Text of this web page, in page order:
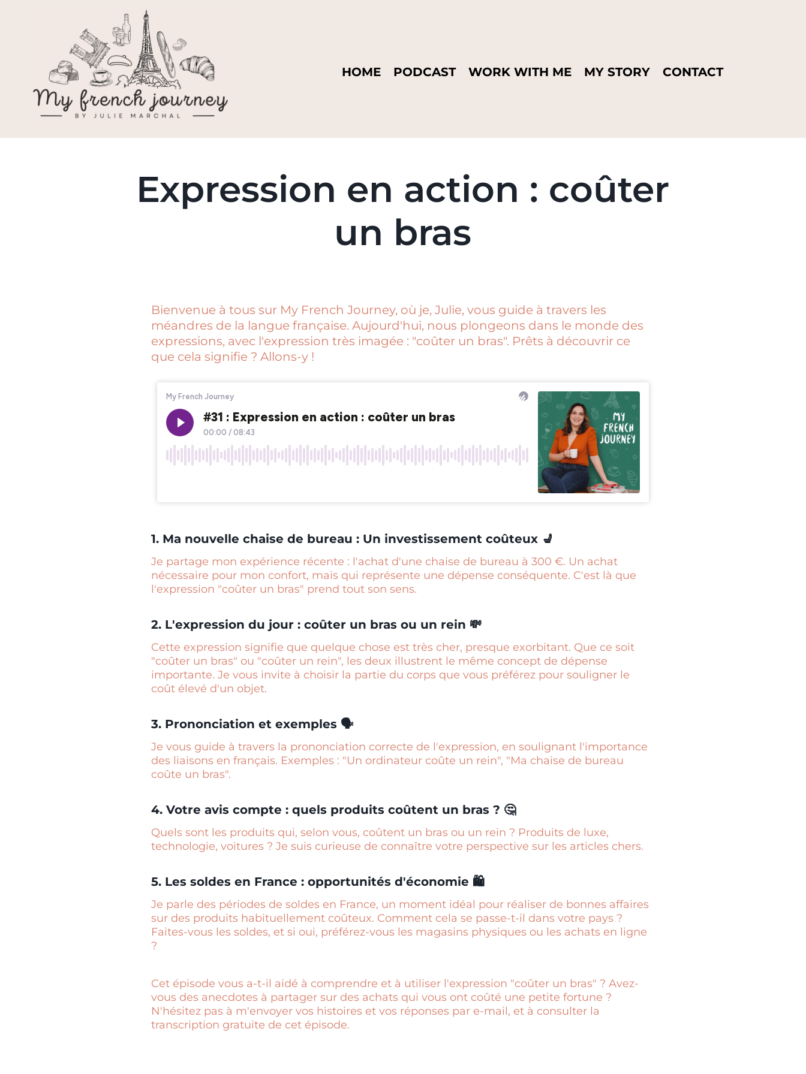
HOME PODCAST WORK WITH ME MY STORY CONTACT
Expression en action : coûter
un bras
Bienvenue à tous sur My French Journey, où je, Julie, vous guide à travers les
méandres de la langue française. Aujourd'hui, nous plongeons dans le monde des
expressions, avec l'expression très imagée : "coûter un bras". Prêts à découvrir ce
que cela signifie ? Allons-y !
1. Ma nouvelle chaise de bureau : Un investissement coûteux 💺
Je partage mon expérience récente : l'achat d'une chaise de bureau à 300 €. Un achat
nécessaire pour mon confort, mais qui représente une dépense conséquente. C'est là que
l'expression "coûter un bras" prend tout son sens.
2. L'expression du jour : coûter un bras ou un rein 💸
Cette expression signifie que quelque chose est très cher, presque exorbitant. Que ce soit
"coûter un bras" ou "coûter un rein", les deux illustrent le même concept de dépense
importante. Je vous invite à choisir la partie du corps que vous préférez pour souligner le
coût élevé d'un objet.
3. Prononciation et exemples 🗣️
Je vous guide à travers la prononciation correcte de l'expression, en soulignant l'importance
des liaisons en français. Exemples : "Un ordinateur coûte un rein", "Ma chaise de bureau
coûte un bras".
4. Votre avis compte : quels produits coûtent un bras ? 🤔
Quels sont les produits qui, selon vous, coûtent un bras ou un rein ? Produits de luxe,
technologie, voitures ? Je suis curieuse de connaître votre perspective sur les articles chers.
5. Les soldes en France : opportunités d'économie 🛍️
Je parle des périodes de soldes en France, un moment idéal pour réaliser de bonnes affaires
sur des produits habituellement coûteux. Comment cela se passe-t-il dans votre pays ?
Faites-vous les soldes, et si oui, préférez-vous les magasins physiques ou les achats en ligne
?
Cet épisode vous a-t-il aidé à comprendre et à utiliser l'expression "coûter un bras" ? Avez-
vous des anecdotes à partager sur des achats qui vous ont coûté une petite fortune ?
N'hésitez pas à m'envoyer vos histoires et vos réponses par e-mail, et à consulter la
transcription gratuite de cet épisode.